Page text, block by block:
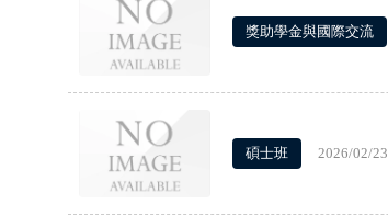
獎助學金與國際交流
碩士班 2026/02/23